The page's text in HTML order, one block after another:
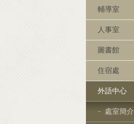
輔導室
人事室
圖書館
住宿處
外語中心
處室簡介